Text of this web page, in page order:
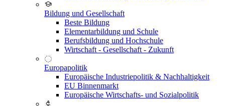
Bildung und Gesellschaft
Beste Bildung
Elementarbildung und Schule
Berufsbildung und Hochschule
Wirtschaft - Gesellschaft - Zukunft
Europapolitik
Europäische Industriepolitik & Nachhaltigkeit
EU Binnenmarkt
Europäische Wirtschafts- und Sozialpolitik